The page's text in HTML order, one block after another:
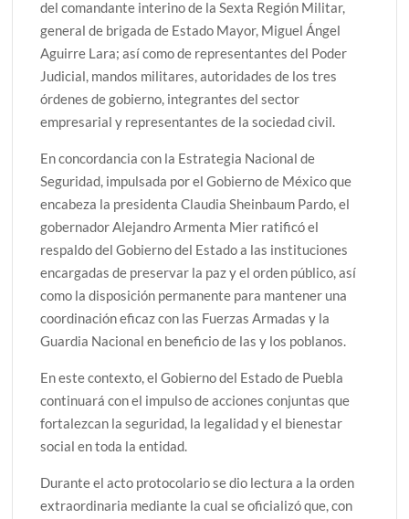
del comandante interino de la Sexta Región Militar,
general de brigada de Estado Mayor, Miguel Ángel
Aguirre Lara; así como de representantes del Poder
Judicial, mandos militares, autoridades de los tres
órdenes de gobierno, integrantes del sector
empresarial y representantes de la sociedad civil.
En concordancia con la Estrategia Nacional de
Seguridad, impulsada por el Gobierno de México que
encabeza la presidenta Claudia Sheinbaum Pardo, el
gobernador Alejandro Armenta Mier ratificó el
respaldo del Gobierno del Estado a las instituciones
encargadas de preservar la paz y el orden público, así
como la disposición permanente para mantener una
coordinación eficaz con las Fuerzas Armadas y la
Guardia Nacional en beneficio de las y los poblanos.
En este contexto, el Gobierno del Estado de Puebla
continuará con el impulso de acciones conjuntas que
fortalezcan la seguridad, la legalidad y el bienestar
social en toda la entidad.
Durante el acto protocolario se dio lectura a la orden
extraordinaria mediante la cual se oficializó que, con